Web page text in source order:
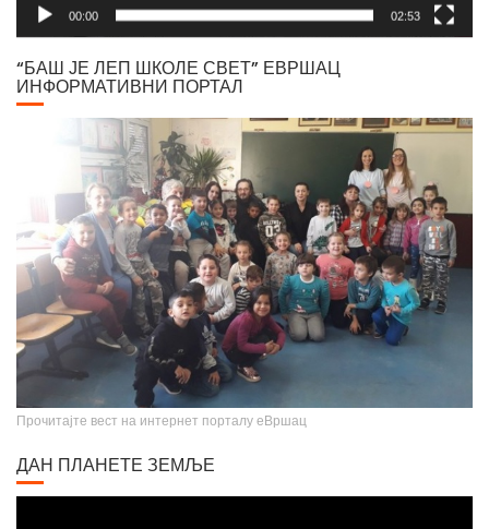
00:00 02:53
“БАШ ЈЕ ЛЕП ШКОЛЕ СВЕТ” ЕВРШАЦ
ИНФОРМАТИВНИ ПОРТАЛ
Прочитајте вест на интернет порталу еВршац
ДАН ПЛАНЕТЕ ЗЕМЉЕ